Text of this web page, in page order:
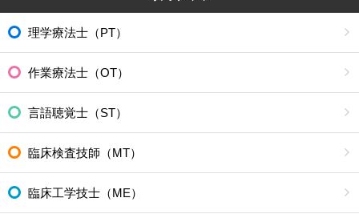
理学療法士（PT）
作業療法士（OT）
言語聴覚士（ST）
臨床検査技師（MT）
臨床工学技士（ME）